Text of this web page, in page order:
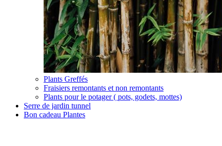
Plants Greffés
Fraisiers remontants et non remontants
Plants pour le potager ( pots, godets, mottes)
Serre de jardin tunnel
Bon cadeau Plantes